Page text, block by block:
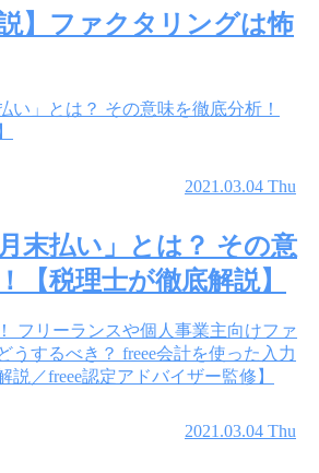
】ファクタリングは怖
2021.03.04 Thu
末払い」とは？ その意
【税理士が徹底解説】
2021.03.04 Thu